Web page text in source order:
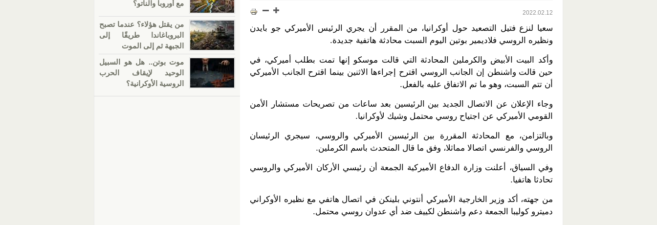
2022.02.12
سعيا لنزع فتيل التصعيد حول أوكرانيا، من المقرر أن يجري الرئيس الأميركي جو بايدن
ونظيره الروسي فلاديمير بوتين اليوم السبت محادثة هاتفية جديدة.
وأكد البيت الأبيض والكرملين المحادثة التي قالت موسكو إنها تمت بطلب أميركي، في
حين قالت واشنطن إن الجانب الروسي اقترح إجراءها الاثنين بينما اقترح الجانب الأميركي
أن تتم السبت، وهو ما تم الاتفاق عليه بالفعل.
وجاء الإعلان عن الاتصال الجديد بين الرئيسين بعد ساعات من تصريحات مستشار الأمن
القومي الأميركي عن اجتياح روسي محتمل وشيك لأوكرانيا.
وبالتزامن، مع المحادثة المقررة بين الرئيسين الأميركي والروسي، سيجري الرئيسان
الروسي والفرنسي اتصالا مماثلا، وفق ما قال المتحدث باسم الكرملين.
وفي السياق، أعلنت وزارة الدفاع الأميركية الجمعة أن رئيسي الأركان الأميركي والروسي
تحادثا هاتفيا.
من جهته، أكد وزير الخارجية الأميركي أنتوني بلينكن في اتصال هاتفي مع نظيره الأوكراني
دميترو كوليبا الجمعة دعم واشنطن لكييف ضد أي عدوان روسي محتمل.
مع أوروبا والناتو؟
من يقتل هؤلاء؟ عندما تصبح
البروباغاندا طريقًا إلى
الجبهة ثم إلى الموت
موت بوتن.. هل هو السبيل
الوحيد لإيقاف الحرب
الروسية الأوكرانية؟